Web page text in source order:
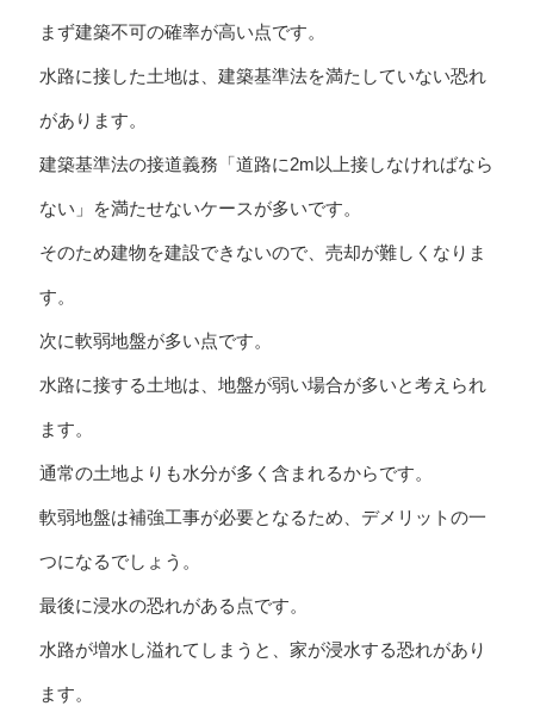
まず建築不可の確率が高い点です。
水路に接した土地は、建築基準法を満たしていない恐れ
があります。
建築基準法の接道義務「道路に2m以上接しなければなら
ない」を満たせないケースが多いです。
そのため建物を建設できないので、売却が難しくなりま
す。
次に軟弱地盤が多い点です。
水路に接する土地は、地盤が弱い場合が多いと考えられ
ます。
通常の土地よりも水分が多く含まれるからです。
軟弱地盤は補強工事が必要となるため、デメリットの一
つになるでしょう。
最後に浸水の恐れがある点です。
水路が増水し溢れてしまうと、家が浸水する恐れがあり
ます。